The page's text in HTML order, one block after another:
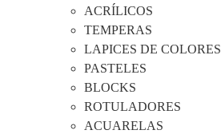
ACRÍLICOS
TEMPERAS
LAPICES DE COLORES
PASTELES
BLOCKS
ROTULADORES
ACUARELAS